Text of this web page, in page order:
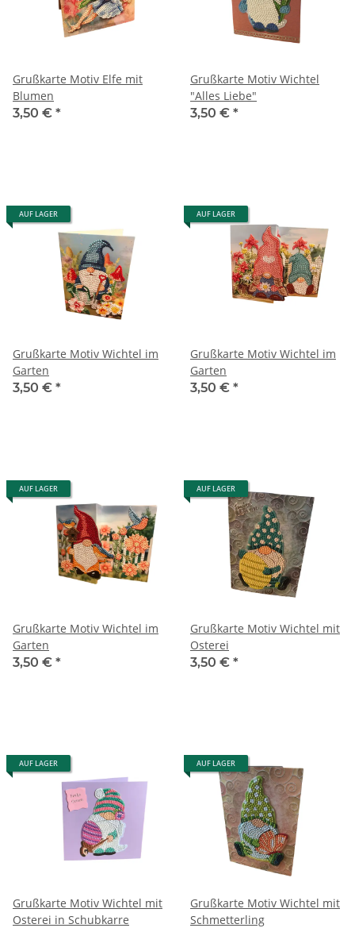
Grußkarte Motiv Elfe mit
Blumen
3,50 € *
Grußkarte Motiv Wichtel
"Alles Liebe"
3,50 € *
AUF LAGER
Grußkarte Motiv Wichtel im
Garten
3,50 € *
AUF LAGER
Grußkarte Motiv Wichtel im
Garten
3,50 € *
AUF LAGER
Grußkarte Motiv Wichtel im
Garten
3,50 € *
AUF LAGER
Grußkarte Motiv Wichtel mit
Osterei
3,50 € *
AUF LAGER
Grußkarte Motiv Wichtel mit
Osterei in Schubkarre
AUF LAGER
Grußkarte Motiv Wichtel mit
Schmetterling